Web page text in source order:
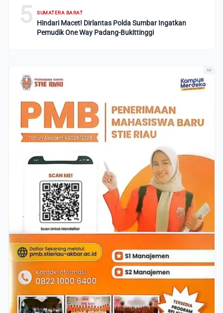
5 SUMATERA BARAT
Hindari Macet! Dirlantas Polda Sumbar Ingatkan
Pemudik One Way Padang-Bukittinggi
Ad